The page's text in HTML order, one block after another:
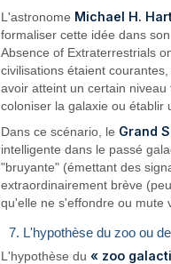
L'astronome Michael H.
formaliser cette idée dans
Absence of Extraterrestrials
civilisations étaient
avoir atteint un certain
coloniser la galaxie ou établir
Dans ce scénario, le Grand
intelligente dans le passé
"bruyante" (émettant des
extraordinairement brève
qu'elle ne s'effondre ou mute
7. L'hypothèse du zoo ou
L'hypothèse du« zoo